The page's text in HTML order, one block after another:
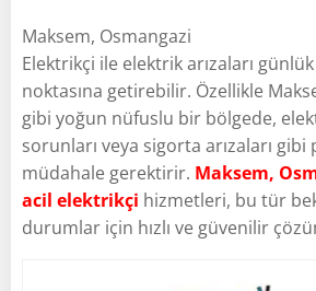
Maksem, Osmangazi
Elektrikçi ile elektrik arızaları
noktasına getirebilir. Özellikle
gibi yoğun nüfuslu bir bölgede,
sorunları veya sigorta arızaları
müdahale gerektirir. Maksem,
acil elektrikçi hizmetleri, bu tür
durumlar için hızlı ve güvenilir